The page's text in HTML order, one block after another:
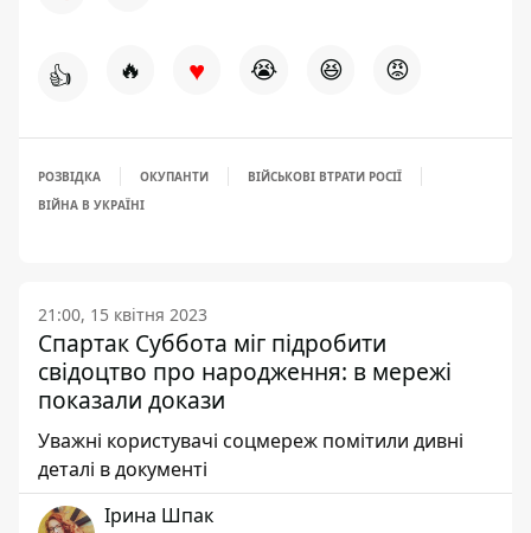
👍 🔥 ♥ 😭 😆 😡
РОЗВІДКА ОКУПАНТИ
ВІЙСЬКОВІ ВТРАТИ РОСІЇ
ВІЙНА В УКРАЇНІ
21:00, 15 квітня 2023
Спартак Суббота міг підробити
свідоцтво про народження: в мережі
показали докази
Уважні користувачі соцмереж помітили дивні
деталі в документі
Ірина Шпак